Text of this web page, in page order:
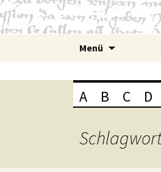
Menü
A B C D